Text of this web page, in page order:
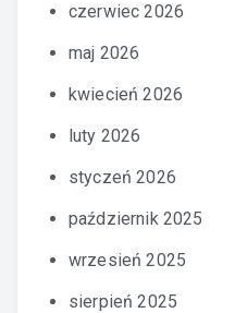
czerwiec 2026
maj 2026
kwiecień 2026
luty 2026
styczeń 2026
październik 2025
wrzesień 2025
sierpień 2025